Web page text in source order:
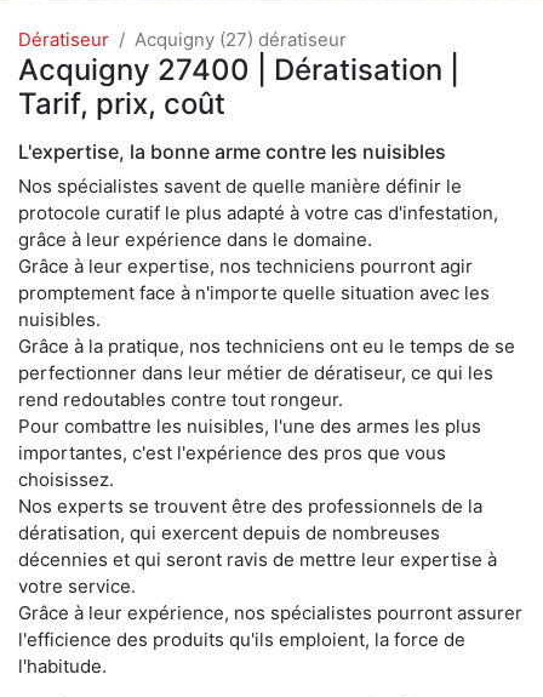
Dératiseur Acquigny (27) dératiseur
Acquigny 27400 | Dératisation |
Tarif, prix, coût
L'expertise, la bonne arme contre les nuisibles
Nos spécialistes savent de quelle manière définir le
protocole curatif le plus adapté à votre cas d'infestation,
grâce à leur expérience dans le domaine.
Grâce à leur expertise, nos techniciens pourront agir
promptement face à n'importe quelle situation avec les
nuisibles.
Grâce à la pratique, nos techniciens ont eu le temps de se
perfectionner dans leur métier de dératiseur, ce qui les
rend redoutables contre tout rongeur.
Pour combattre les nuisibles, l'une des armes les plus
importantes, c'est l'expérience des pros que vous
choisissez.
Nos experts se trouvent être des professionnels de la
dératisation, qui exercent depuis de nombreuses
décennies et qui seront ravis de mettre leur expertise à
votre service.
Grâce à leur expérience, nos spécialistes pourront assurer
l'efficience des produits qu'ils emploient, la force de
l'habitude.